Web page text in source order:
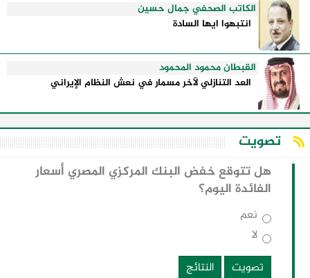
الكاتب الصحفي جمال حسين
انتبهوا ايها السادة
القبطان محمود المحمود
العد التنازلي لآخر مسمار في نعش النظام الإيراني
تصويت
هل تتوقع خفض البنك المركزي المصري أسعار
الفائدة اليوم؟
نعم
لا
تصويت
النتائج